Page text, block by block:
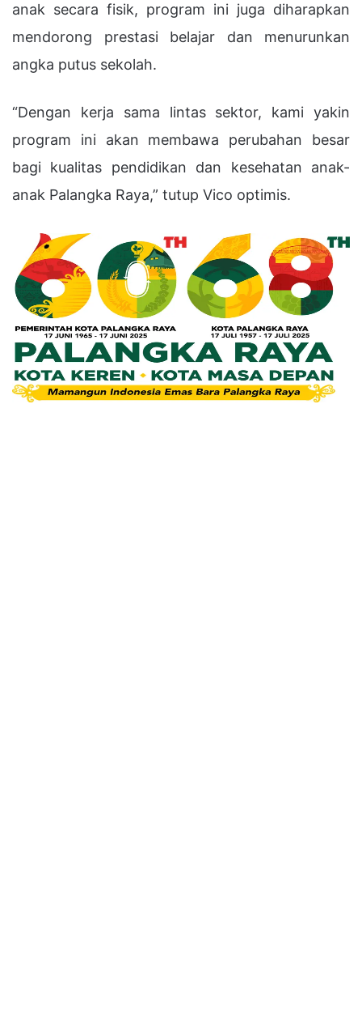
anak secara fisik, program ini juga diharapkan
mendorong prestasi belajar dan menurunkan
angka putus sekolah.
“Dengan kerja sama lintas sektor, kami yakin
program ini akan membawa perubahan besar
bagi kualitas pendidikan dan kesehatan anak-
anak Palangka Raya,” tutup Vico optimis.